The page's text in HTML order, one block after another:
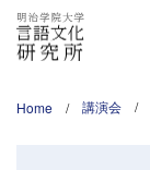
Home 講演会